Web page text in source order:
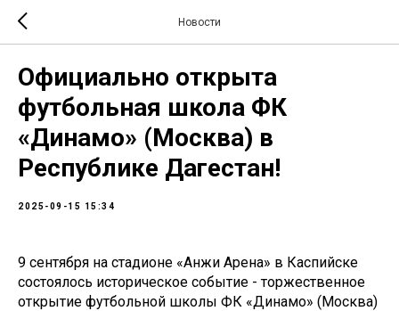
Новости
Официально открыта
футбольная школа ФК
«Динамо» (Москва) в
Республике Дагестан!
2025-09-15 15:34
9 сентября на стадионе «Анжи Арена» в Каспийске
состоялось историческое событие - торжественное
открытие футбольной школы ФК «Динамо» (Москва)